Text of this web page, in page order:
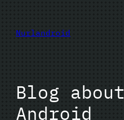
содержимому
Nurlandroid
Blog about
Android